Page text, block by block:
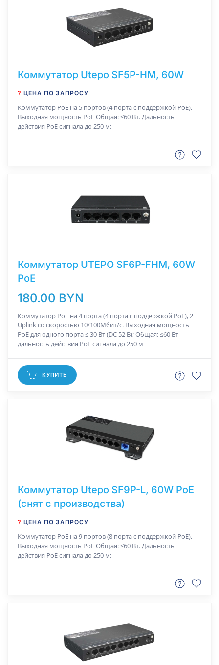
Коммутатор Utepo SF5P-HM, 60W
? ЦЕНА ПО ЗАПРОСУ
Коммутатор РоЕ на 5 портов (4 порта с поддержкой PoE),
Выходная мощность PoE Общая: ≤60 Вт. Дальность
действия РоЕ сигнала до 250 м;
Коммутатор UTEPO SF6P-FHM, 60W
PoE
180.00 BYN
Коммутатор РоЕ на 4 порта (4 порта с поддержкой PoE), 2
Uplink со скоростью 10/100Мбит/с. Выходная мощность
PoE для одного порта ≤ 30 Вт (DC 52 В); Общая: ≤60 Вт
дальность действия РоЕ сигнала до 250 м
КУПИТЬ
Коммутатор Utepo SF9P-L, 60W PoE
(снят с производства)
? ЦЕНА ПО ЗАПРОСУ
Коммутатор РоЕ на 9 портов (8 порта с поддержкой PoE),
Выходная мощность PoE Общая: ≤60 Вт. Дальность
действия РоЕ сигнала до 250 м;